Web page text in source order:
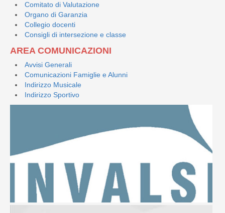
Comitato di Valutazione
Organo di Garanzia
Collegio docenti
Consigli di intersezione e classe
AREA COMUNICAZIONI
Avvisi Generali
Comunicazioni Famiglie e Alunni
Indirizzo Musicale
Indirizzo Sportivo